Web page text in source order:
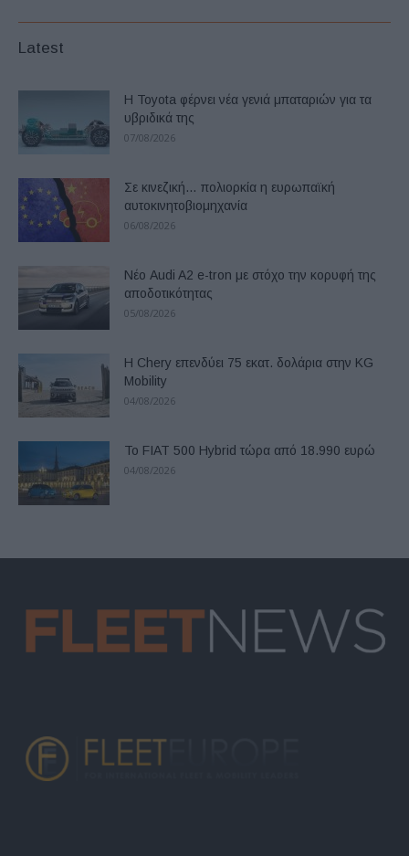
Latest
Η Toyota φέρνει νέα γενιά μπαταριών για τα
υβριδικά της
07/08/2026
Σε κινεζική… πολιορκία η ευρωπαϊκή
αυτοκινητοβιομηχανία
06/08/2026
Νέο Audi A2 e-tron με στόχο την κορυφή της
αποδοτικότητας
05/08/2026
Η Chery επενδύει 75 εκατ. δολάρια στην KG
Mobility
04/08/2026
Το FIAT 500 Hybrid τώρα από 18.990 ευρώ
04/08/2026